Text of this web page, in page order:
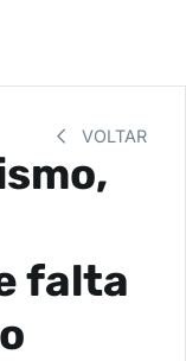
VOLTAR
falta